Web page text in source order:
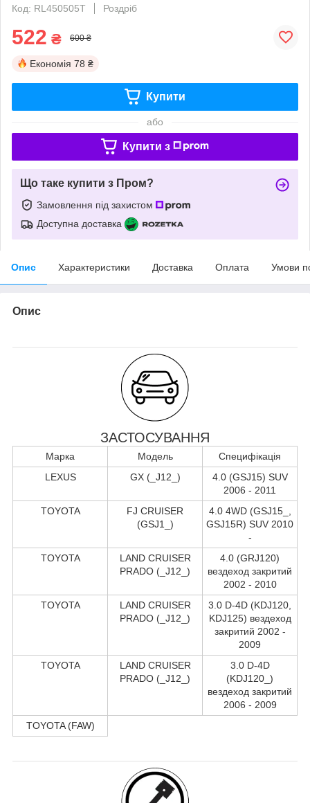
Код: RL450505T
Роздріб
522 ₴ 600 ₴
Економія 78 ₴
Купити
або
Купити з
Що таке купити з Пром?
Замовлення під захистом
Доступна доставка
Опис Характеристики Доставка Оплата Умови
Опис
ЗАСТОСУВАННЯ
Марка Модель
Специфікація
LEXUS
GX (_J12_)
4.0 (GSJ15) SUV
2006 - 2011
TOYOTA
FJ CRUISER
(GSJ1_)
4.0 4WD (GSJ15_,
GSJ15R) SUV 2010
-
TOYOTA
LAND CRUISER
PRADO (_J12_)
4.0 (GRJ120)
вездеход закритий
2002 - 2010
TOYOTA
LAND CRUISER
PRADO (_J12_)
3.0 D-4D (KDJ120,
KDJ125) вездеход
закритий 2002 -
2009
TOYOTA
LAND CRUISER
PRADO (_J12_)
3.0 D-4D
(KDJ120_)
вездеход закритий
2006 - 2009
TOYOTA (FAW)